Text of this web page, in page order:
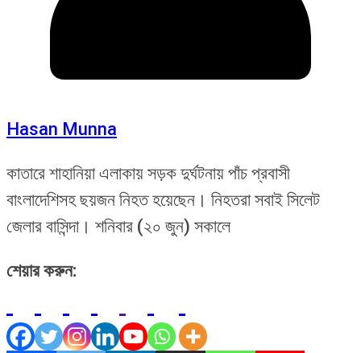
Hasan Munna
কাতারে শাহানিয়া এলাকায় সড়ক দুর্ঘটনায় পাঁচ প্রবাসী
বাংলাদেশিসহ ছয়জন নিহত হয়েছেন। নিহতরা সবাই সিলেট
জেলার বাসিন্দা। শনিবার (২০ জুন) সকালে
শেয়ার করুন: